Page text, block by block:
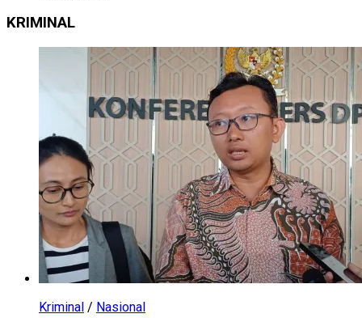
KRIMINAL
Kriminal / Nasional